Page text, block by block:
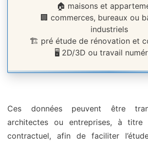
🏠 maisons et
🏢 commerces, bureaux ou
industriels
🏗️ pré étude de rénovation et
🖥️ 2D/3D ou travail
Ces données peuvent être
architectes ou entreprises, à
contractuel, afin de faciliter